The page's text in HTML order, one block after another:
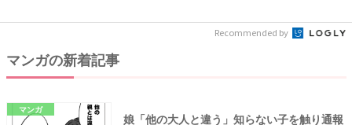
Recommended by
マンガの新着記事
マンガ
娘「他の大人と違う」知らない子を触り通報